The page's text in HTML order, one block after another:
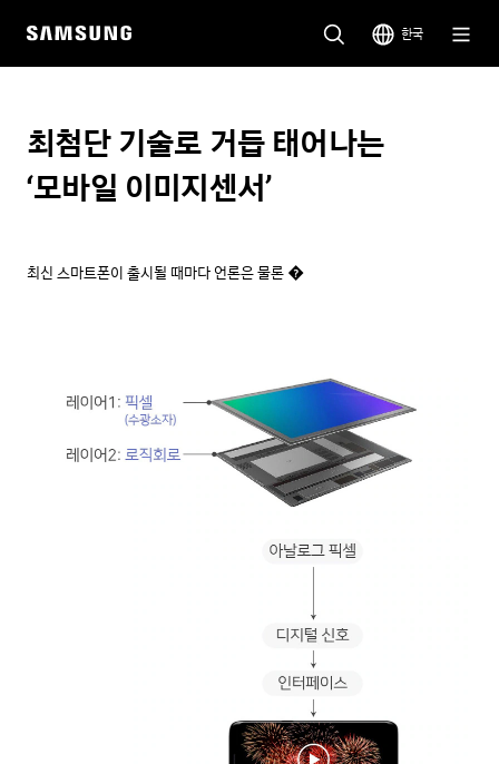
한국
최첨단 기술로 거듭 태어나는
‘모바일 이미지센서’
최신 스마트폰이 출시될 때마다 언론은 물론 �